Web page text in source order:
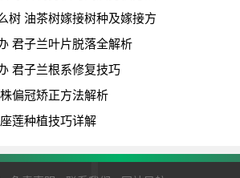
树 油茶树嫁接树种及嫁接方
君子兰叶片脱落全解析
君子兰根系修复技巧
偏冠矫正方法解析
莲种植技巧详解